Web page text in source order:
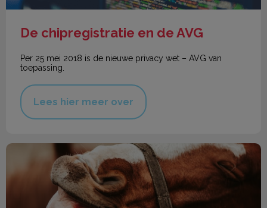
De chipregistratie en de AVG
Per 25 mei 2018 is de nieuwe privacy wet – AVG van
toepassing.
Lees hier meer over
Het gebit van het paard